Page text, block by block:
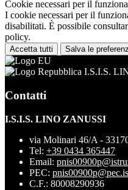
Cookie necessari per il
I cookie necessari per il
disabilitati. È possibile
policy.
Accetta tutti Salva le
I.S.I.S.
Contatti
I.S.I.S. LINO ZANUSSI
via Molinari 46/A -
Tel: +39 0434 365447
Email:
PEC:
C.F.: 80008290936